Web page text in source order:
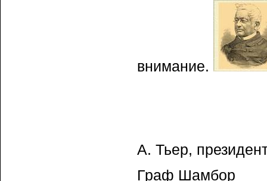
внимание.
А. Тьер,
Граф Шамбор